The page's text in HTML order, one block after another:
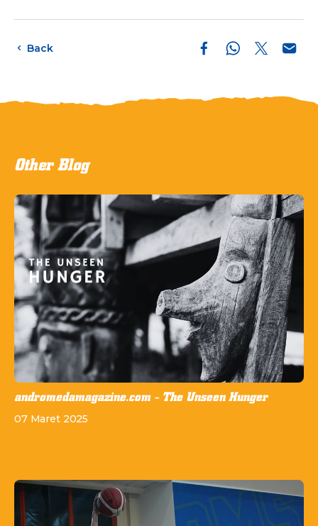
Back
Other Blog
andromedamagazine.com - The Unseen Hunger
07 Maret 2025